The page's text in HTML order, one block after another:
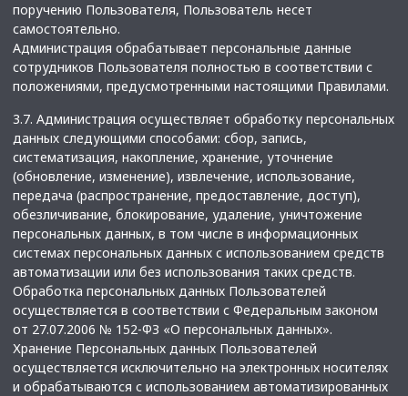
поручению Пользователя, Пользователь несет
самостоятельно.
Администрация обрабатывает персональные данные
сотрудников Пользователя полностью в соответствии с
положениями, предусмотренными настоящими Правилами.
3.7. Администрация осуществляет обработку персональных
данных следующими способами: сбор, запись,
систематизация, накопление, хранение, уточнение
(обновление, изменение), извлечение, использование,
передача (распространение, предоставление, доступ),
обезличивание, блокирование, удаление, уничтожение
персональных данных, в том числе в информационных
системах персональных данных с использованием средств
автоматизации или без использования таких средств.
Обработка персональных данных Пользователей
осуществляется в соответствии с Федеральным законом
от 27.07.2006 № 152-ФЗ «О персональных данных».
Хранение Персональных данных Пользователей
осуществляется исключительно на электронных носителях
и обрабатываются с использованием автоматизированных